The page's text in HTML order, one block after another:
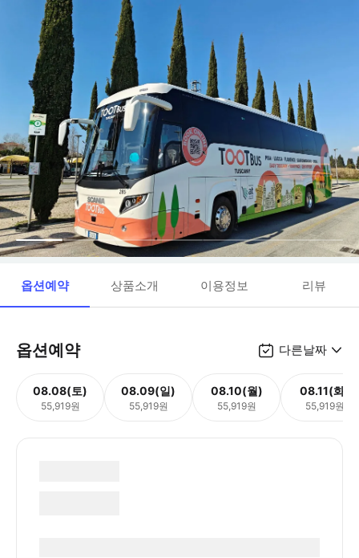
옵션예약 상품소개 이용정보 리뷰
옵션예약 다른날짜
08.08(토)
55,919원
08.09(일)
55,919원
08.10(월)
55,919원
08.11(화)
55,919원